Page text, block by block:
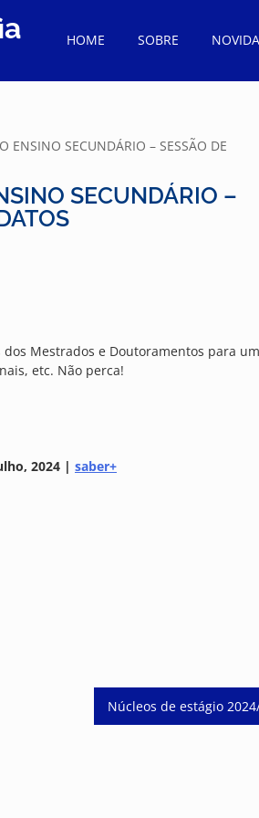
HOME SOBRE
ENSINO SECUNDÁRIO – SESSÃO DE
SECUNDÁRIO –
Mestrados e Doutoramentos para
etc. Não perca!
2024 | saber+
Núcleos de estágio